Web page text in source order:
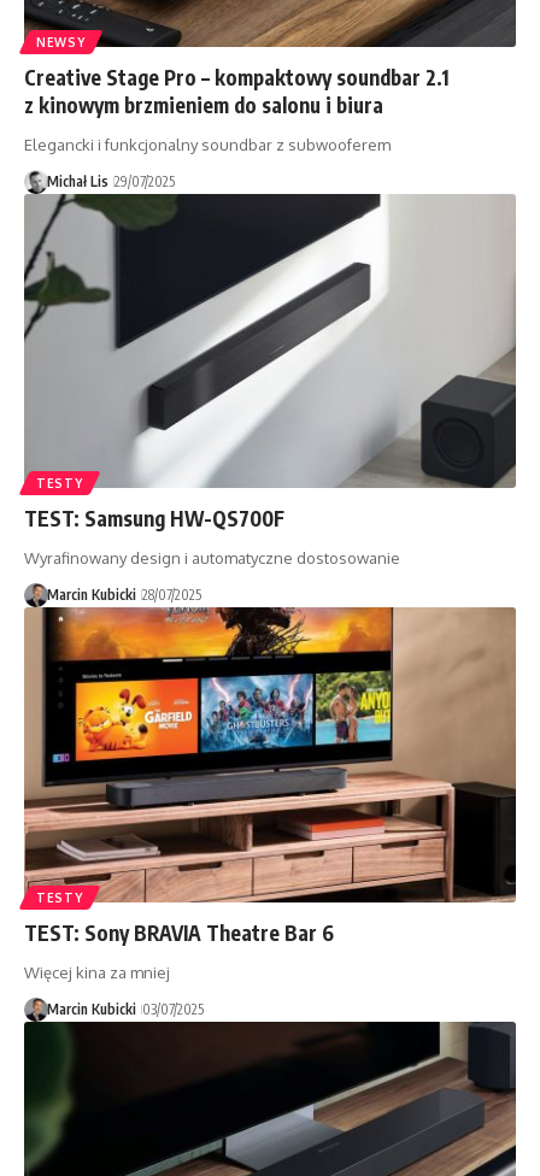
NEWSY
Creative Stage Pro – kompaktowy soundbar 2.1
z kinowym brzmieniem do salonu i biura
Elegancki i funkcjonalny soundbar z subwooferem
Michał Lis 29/07/2025
TESTY
TEST: Samsung HW-QS700F
Wyrafinowany design i automatyczne dostosowanie
Marcin Kubicki 28/07/2025
TESTY
TEST: Sony BRAVIA Theatre Bar 6
Więcej kina za mniej
Marcin Kubicki 03/07/2025